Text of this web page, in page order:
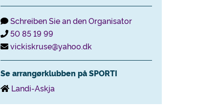
Schreiben Sie an den Organisator
50 85 19 99
vickiskruse@yahoo.dk
Se arrangørklubben på SPORTI
Landi-Askja